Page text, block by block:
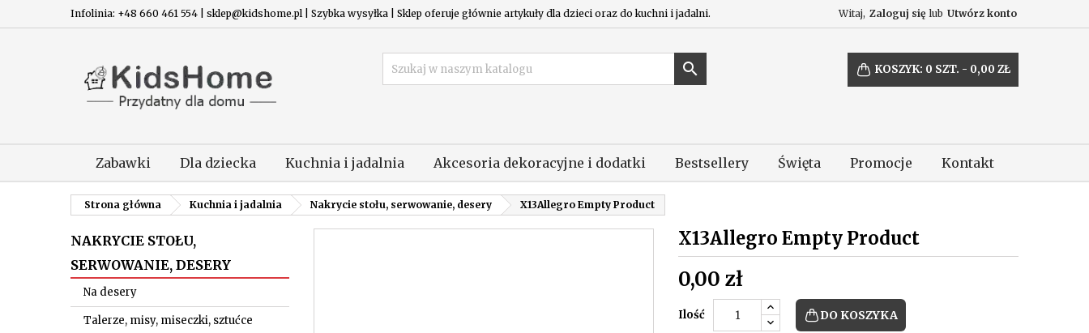
Infolinia: +48 660 461 554 | sklep@kidshome.pl | Szybka wysyłka | Sklep oferuje głównie artykuły dla dzieci oraz do kuchni i jadalni. Witaj, Zaloguj się lub Utwórz konto
KOSZYK: 0 SZT. - 0,00 ZŁ

Zabawki Dla dziecka Kuchnia i jadalnia Akcesoria dekoracyjne i dodatki Bestsellery Święta Promocje Kontakt
Strona główna Kuchnia i jadalnia Nakrycie stołu, serwowanie, desery X13Allegro Empty Product
NAKRYCIE STOŁU,
SERWOWANIE, DESERY
Na desery
Talerze, misy, miseczki, sztućce
X13Allegro Empty Product
0,00 zł
Ilość DO KOSZYKA